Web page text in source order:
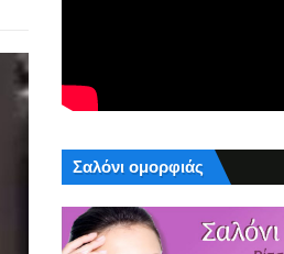
Σαλόνι ομορφιάς